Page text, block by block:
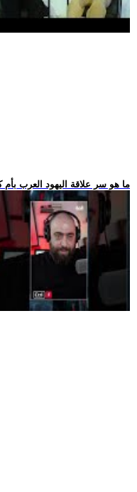
.. ما هو سر علاقة اليهود العرب بأم